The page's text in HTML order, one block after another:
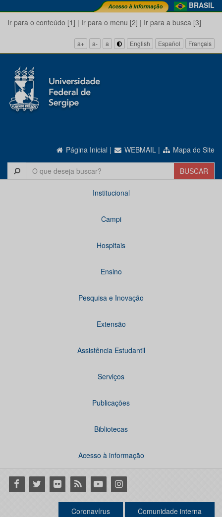
BRASIL
Ir para o conteúdo [1] | Ir para o menu [2] | Ir para a busca [3]
a+ a- a English Español Français
Página Inicial | WEBMAIL | Mapa do Site
Institucional
Campi
Hospitais
Ensino
Pesquisa e Inovação
Extensão
Assistência Estudantil
Serviços
Publicações
Bibliotecas
Acesso à informação
Facebook
Twitter Flickr RSS YoutubeInstagram
Coronavírus Comunidade interna